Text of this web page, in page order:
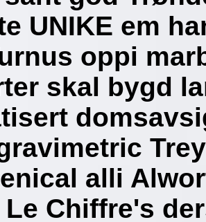
UNIKE em
oppi
skal bygd
alli
Chiffre's